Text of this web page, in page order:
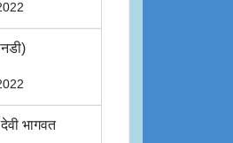
भागवत